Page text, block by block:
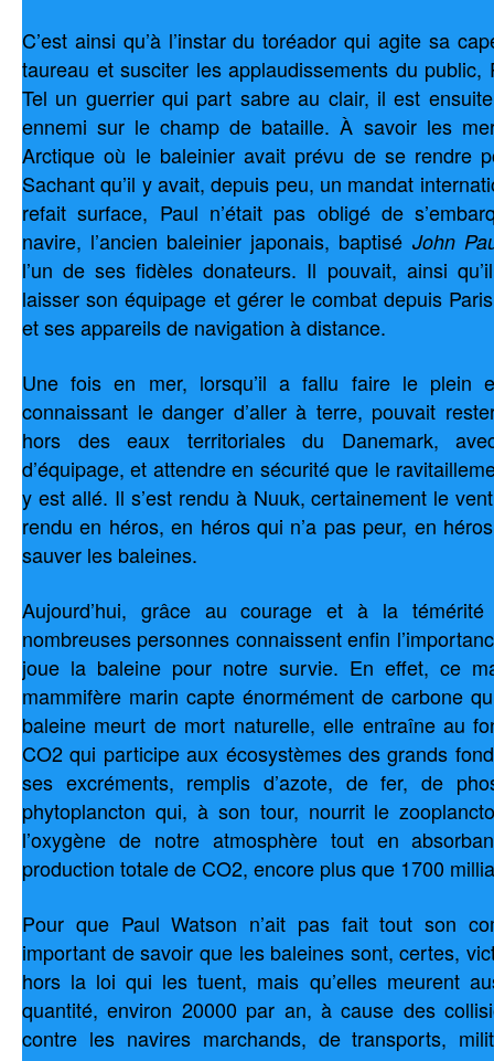
C’est ainsi qu’à l’instar du toréador qui agite sa
taureau et susciter les applaudissements du public,
Tel un guerrier qui part sabre au clair, il est
ennemi sur le champ de bataille. À savoir les
Arctique où le baleinier avait prévu de se rendre
Sachant qu’il y avait, depuis peu, un mandat
refait surface, Paul n’était pas obligé de
navire, l’ancien baleinier japonais, baptisé John
l’un de ses fidèles donateurs. Il pouvait, ainsi
laisser son équipage et gérer le combat depuis
et ses appareils de navigation à distance.
Une fois en mer, lorsqu’il a fallu faire le plein
connaissant le danger d’aller à terre, pouvait
hors des eaux territoriales du Danemark,
d’équipage, et attendre en sécurité que le
y est allé. Il s’est rendu à Nuuk, certainement le
rendu en héros, en héros qui n’a pas peur, en
sauver les baleines.
Aujourd’hui, grâce au courage et à la
nombreuses personnes connaissent enfin
joue la baleine pour notre survie. En effet, ce
mammifère marin capte énormément de carbone
baleine meurt de mort naturelle, elle entraîne au
CO2 qui participe aux écosystèmes des grands
ses excréments, remplis d’azote, de fer, de
phytoplancton qui, à son tour, nourrit le
l’oxygène de notre atmosphère tout en
production totale de CO2, encore plus que 1700
Pour que Paul Watson n’ait pas fait tout son
important de savoir que les baleines sont, certes,
hors la loi qui les tuent, mais qu’elles meurent
quantité, environ 20000 par an, à cause des
contre les navires marchands, de transports,